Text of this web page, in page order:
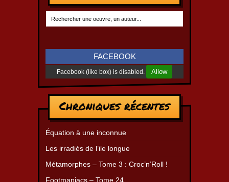
FACEBOOK
Facebook (like box) is disabled. Allow
Chroniques récentes
Équation à une inconnue
Les irradiés de l’ile longue
Métamorphes – Tome 3 : Croc’n’Roll !
Footmaniacs – Tome 24